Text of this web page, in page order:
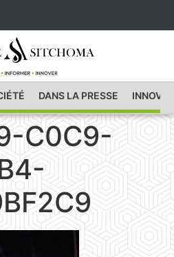
DANS LA PRESSE
C0C9-